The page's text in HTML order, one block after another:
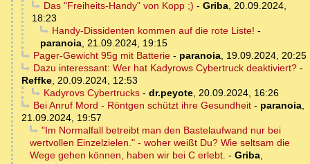
Das "Freiheits-Handy" von Kopp ;) - Griba, 20.09.2024,
18:23
Handy-Dissidenten kommen auf die rote Liste! -
paranoia, 21.09.2024, 19:15
Pager-Gewicht 95g mit Batterie- paranoia, 19.09.2024, 20:25
Dazu interessant: Wer hat Kadyrows Cybertruck deaktiviert?-
Reffke, 20.09.2024, 12:53
Kadyrovs Cybertrucks- dr.peyote, 20.09.2024, 16:26
Bei Anruf Mord - Röntgen schützt ihre Gesundheit- paranoia,
21.09.2024, 19:57
"Im Normalfall betreibt man den Bastelaufwand nur bei
wertvollen Einzelzielen." - woher weißt Du? Wie seltsam die
Wege gehen können, haben wir bei C erlebt. - Griba,